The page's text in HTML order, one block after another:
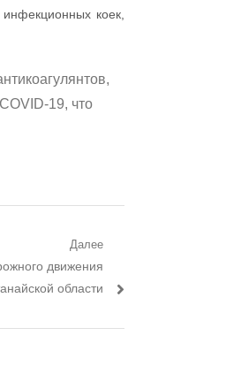
коек,
19, что
Далее
движения
области